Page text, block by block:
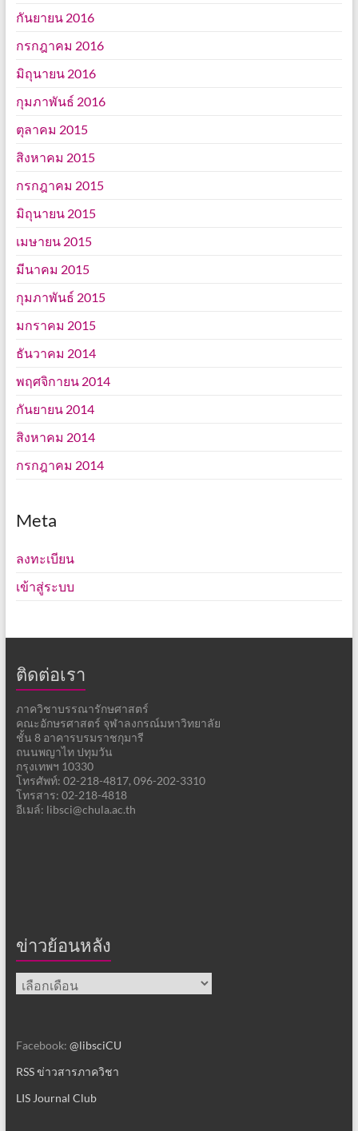
กันยายน 2016
กรกฎาคม 2016
มิถุนายน 2016
กุมภาพันธ์ 2016
ตุลาคม 2015
สิงหาคม 2015
กรกฎาคม 2015
มิถุนายน 2015
เมษายน 2015
มีนาคม 2015
กุมภาพันธ์ 2015
มกราคม 2015
ธันวาคม 2014
พฤศจิกายน 2014
กันยายน 2014
สิงหาคม 2014
กรกฎาคม 2014
Meta
ลงทะเบียน
เข้าสู่ระบบ
ติดต่อเรา
ภาควิชาบรรณารักษศาสตร์
คณะอักษรศาสตร์ จุฬาลงกรณ์มหาวิทยาลัย
ชั้น 8 อาคารบรมราชกุมารี
ถนนพญาไท ปทุมวัน
กรุงเทพฯ 10330
โทรศัพท์: 02-218-4817, 096-202-3310
โทรสาร: 02-218-4818
อีเมล์: libsci@chula.ac.th
ข่าวย้อนหลัง
ข่าว
ย้อน
Facebook: @libsciCU
RSS ข่าวสารภาควิชา
LIS Journal Club